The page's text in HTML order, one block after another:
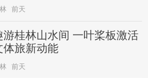
前天
游桂林山水间 一叶桨板激活
体旅新动能
前天